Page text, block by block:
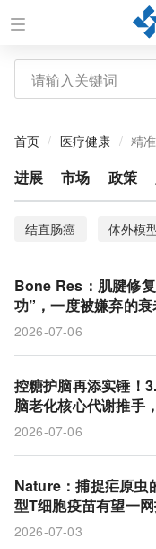
首页 医疗健康 精
进展 市场 政策
结直肠癌 体外模
N-糖基化
肾癌
抗肿瘤活性
老化
间充质细胞
中性粒细胞
微环
疟原虫
肌腱损伤
Bone Res：肌腱修
功”，一度被嫌弃的
生的幕后功臣
2026-07-06
控糖护脑再添实锤！
脑老化核心代谢推手
获遗传学因果证据
2026-07-06
Nature：捕捉疟原虫
型T细胞疫苗有望一
2026-07-03